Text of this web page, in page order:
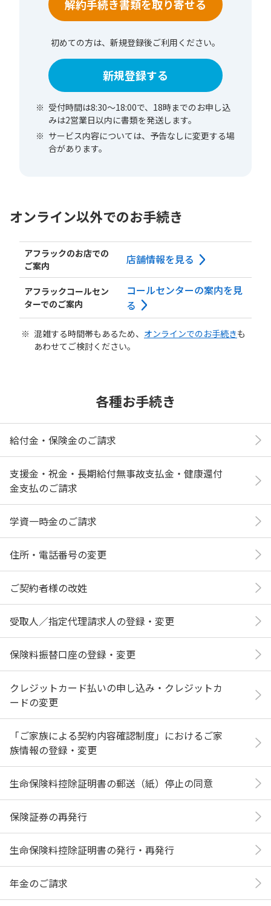
解約手続き書類を取り寄せる
初めての方は、新規登録後ご利用ください。
新規登録する
※ 受付時間は8:30〜18:00で、18時までのお申し込
みは2営業日以内に書類を発送します。
※ サービス内容については、予告なしに変更する場
合があります。
オンライン以外でのお手続き
アフラックのお店での
ご案内
店舗情報を見る
アフラックコールセン
ターでのご案内
コールセンターの案内を見
る
※ 混雑する時間帯もあるため、 オンラインでのお手続きも
あわせてご検討ください。
各種お手続き
給付金・保険金のご請求
支援金・祝金・長期給付無事故支払金・健康還付
金支払のご請求
学資一時金のご請求
住所・電話番号の変更
ご契約者様の改姓
受取人／指定代理請求人の登録・変更
保険料振替口座の登録・変更
クレジットカード払いの申し込み・クレジットカ
ードの変更
「ご家族による契約内容確認制度」におけるご家
族情報の登録・変更
生命保険料控除証明書の郵送（紙）停止の同意
保険証券の再発行
生命保険料控除証明書の発行・再発行
年金のご請求